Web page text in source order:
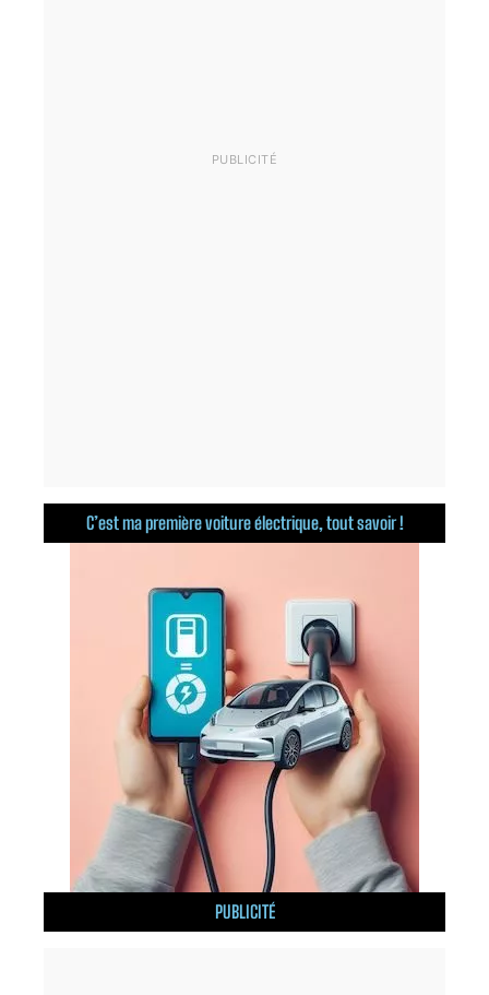
C’est ma première voiture électrique, tout savoir !
PUBLICITÉ